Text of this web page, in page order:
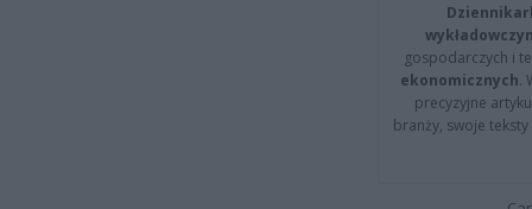
gospodarczych i
ekonomicznych.
precyzyjne
branży, swoje